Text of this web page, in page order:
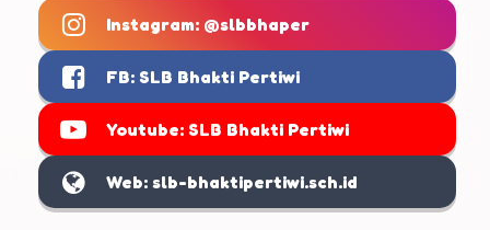
Instagram: @slbbhaper
FB: SLB Bhakti Pertiwi
Youtube: SLB Bhakti Pertiwi
Web: slb-bhaktipertiwi.sch.id